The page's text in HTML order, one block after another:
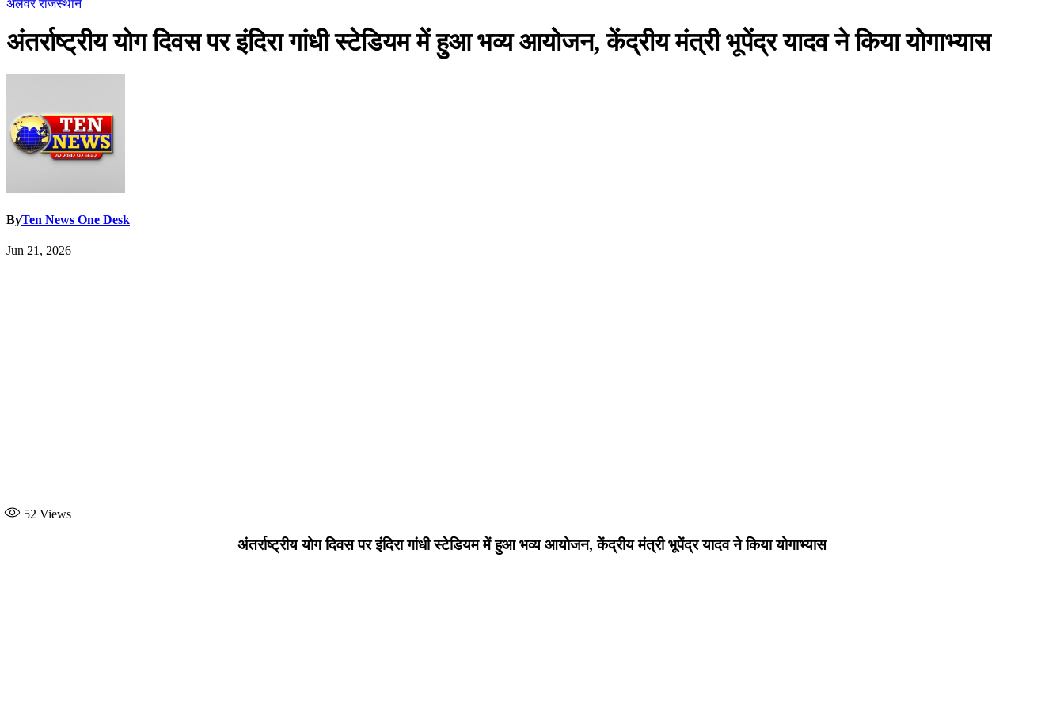
अलवरराजस्थान
अंतर्राष्ट्रीय योग दिवस पर इंदिरा गांधी स्टेडियम में हुआ भव्य आयोजन, केंद्रीय मंत्री भूपेंद्र यादव ने किया योगाभ्यास
ByTen News One Desk
Jun 21, 2026
52 Views
अंतर्राष्ट्रीय योग दिवस पर इंदिरा गांधी स्टेडियम में हुआ भव्य आयोजन, केंद्रीय मंत्री भूपेंद्र यादव ने किया योगाभ्यास